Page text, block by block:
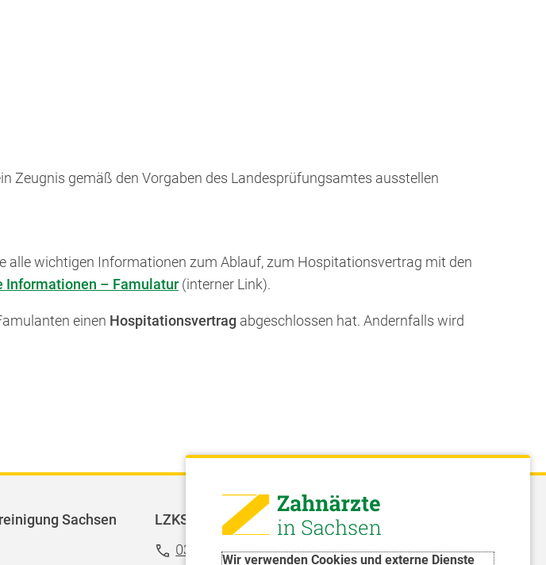
Wir verwenden Cookies und externe Dienste
Zeugnis gemäß den Vorgaben des Landesprüfungsamtes ausstellen
alle wichtigen Informationen zum Ablauf, zum Hospitationsvertrag mit den
Informationen – Famulatur (interner Link).
einen Hospitationsvertrag abgeschlossen hat. Andernfalls wird
Sachsen
LZKS - Landeszahnärztekammer Sachsen
0351 8066 - 0